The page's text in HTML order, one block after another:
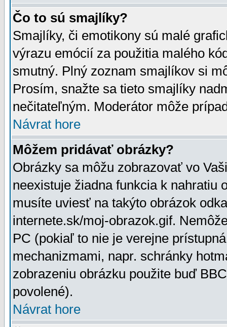
Čo to sú smajlíky?
Smajlíky, či emotikony sú malé
výrazu emócií za použitia malého
smutný. Plný zoznam smajlíkov si
Prosím, snažte sa tieto smajlíky
nečitateľným. Moderátor môže
Návrat hore
Môžem pridávať obrázky?
Obrázky sa môžu zobrazovať vo
neexistuje žiadna funkcia k nahratiu
musíte uviesť na takýto obrázok
internete.sk/moj-obrazok.gif.
PC (pokiaľ to nie je verejne
mechanizmami, napr. schránky
zobrazeniu obrázku použite buď
povolené).
Návrat hore